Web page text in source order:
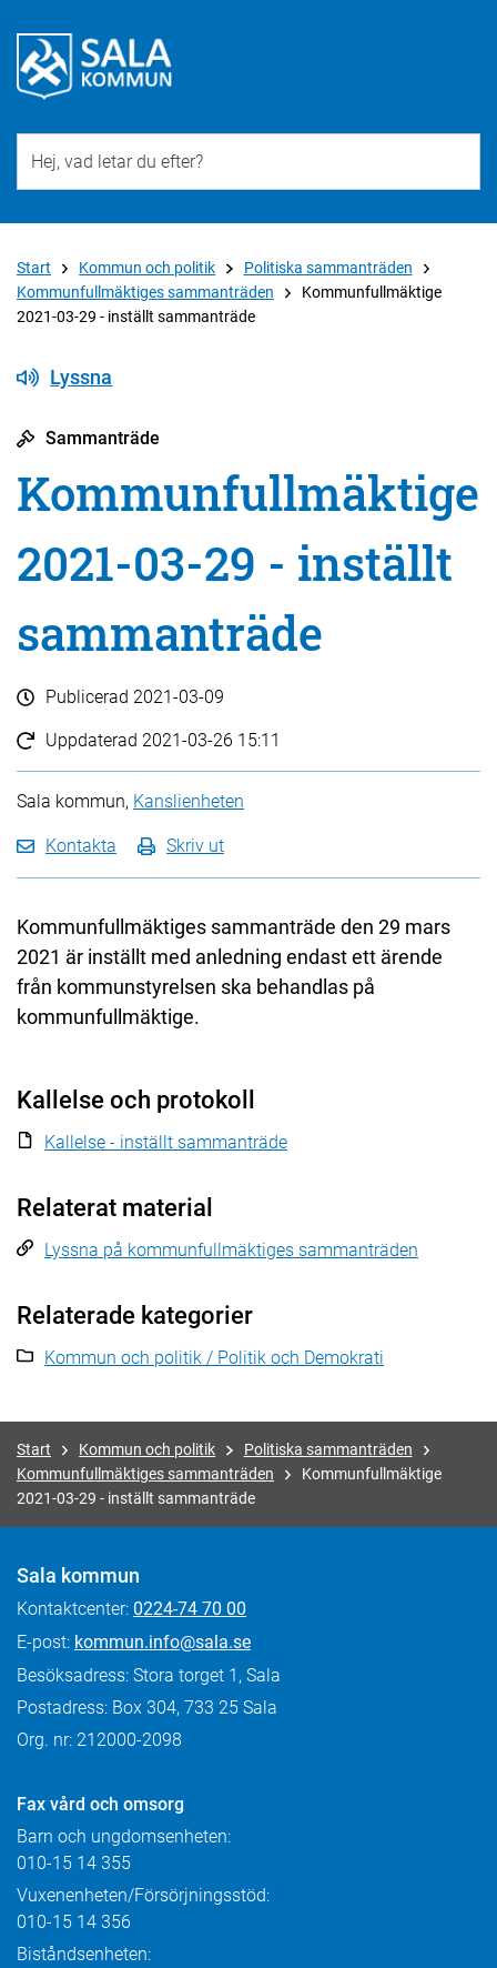
Start Kommun och politik
Politiska sammanträden
Kommunfullmäktiges sammanträden
Kommunfullmäktige
2021-03-29 - inställt sammanträde
Lyssna
Sammanträde
Kommunfullmäktige
2021-03-29 - inställt
sammanträde
Publicerad 2021-03-09
Uppdaterad 2021-03-26 15:11
Sala kommun, Kanslienheten
Kontakta Skriv ut
Kommunfullmäktiges sammanträde den 29 mars
2021 är inställt med anledning endast ett ärende
från kommunstyrelsen ska behandlas på
kommunfullmäktige.
Kallelse och protokoll
Kallelse - inställt sammanträde
Relaterat material
Lyssna på kommunfullmäktiges sammanträden
Relaterade kategorier
Kommun och politik / Politik och Demokrati
Start Kommun och politik
Politiska sammanträden
Kommunfullmäktiges sammanträden
Kommunfullmäktige
2021-03-29 - inställt sammanträde
Sala kommun
Kontaktcenter: 0224-74 70 00
E-post: kommun.info@sala.se
Besöksadress: Stora torget 1, Sala
Postadress: Box 304, 733 25 Sala
Org. nr: 212000-2098
Fax vård och omsorg
Barn och ungdomsenheten:
010-15 14 355
Vuxenenheten/Försörjningsstöd:
010-15 14 356
Biståndsenheten: